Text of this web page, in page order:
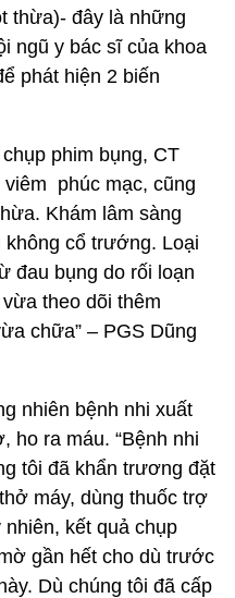
thừa)- đây là những
ngũ y bác sĩ của khoa
phát hiện 2 biến
phim bụng, CT
viêm phúc mạc, cũng
Khám lâm sàng
không cổ trướng. Loại
đau bụng do rối loạn
theo dõi thêm
chữa” – PGS Dũng
nhiên bệnh nhi xuất
ho ra máu. “Bệnh nhi
tôi đã khẩn trương đặt
máy, dùng thuốc trợ
kết quả chụp
gần hết cho dù trước
Dù chúng tôi đã cấp